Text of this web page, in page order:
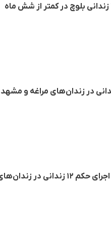
در زندان‌های مراغه و مشهد
ایران